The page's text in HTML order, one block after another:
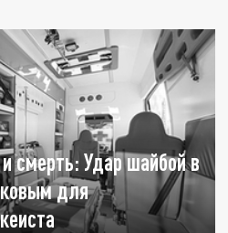
смерть: Удар шайбой в
для